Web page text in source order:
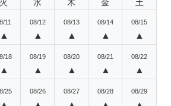
火 水 木 金 土
11
▲
08/12
▲
08/13
▲
08/14
▲
08/15
▲
18
▲
08/19
▲
08/20
▲
08/21
▲
08/22
▲
25 08/26 08/27 08/28 08/29